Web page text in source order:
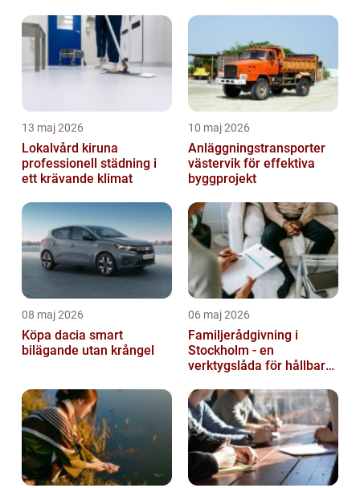
13 maj 2026
Lokalvård kiruna
professionell städning i
ett krävande klimat
10 maj 2026
Anläggningstransporter
västervik för effektiva
byggprojekt
08 maj 2026
Köpa dacia smart
bilägande utan krångel
06 maj 2026
Familjerådgivning i
Stockholm - en
verktygslåda för hållbara